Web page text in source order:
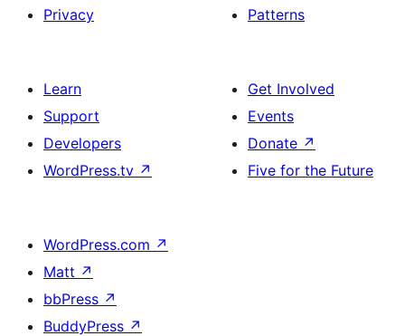
Privacy
Patterns
Learn
Support
Developers
WordPress.tv ↗
Get Involved
Events
Donate ↗
Five for the Future
WordPress.com ↗
Matt ↗
bbPress ↗
BuddyPress ↗